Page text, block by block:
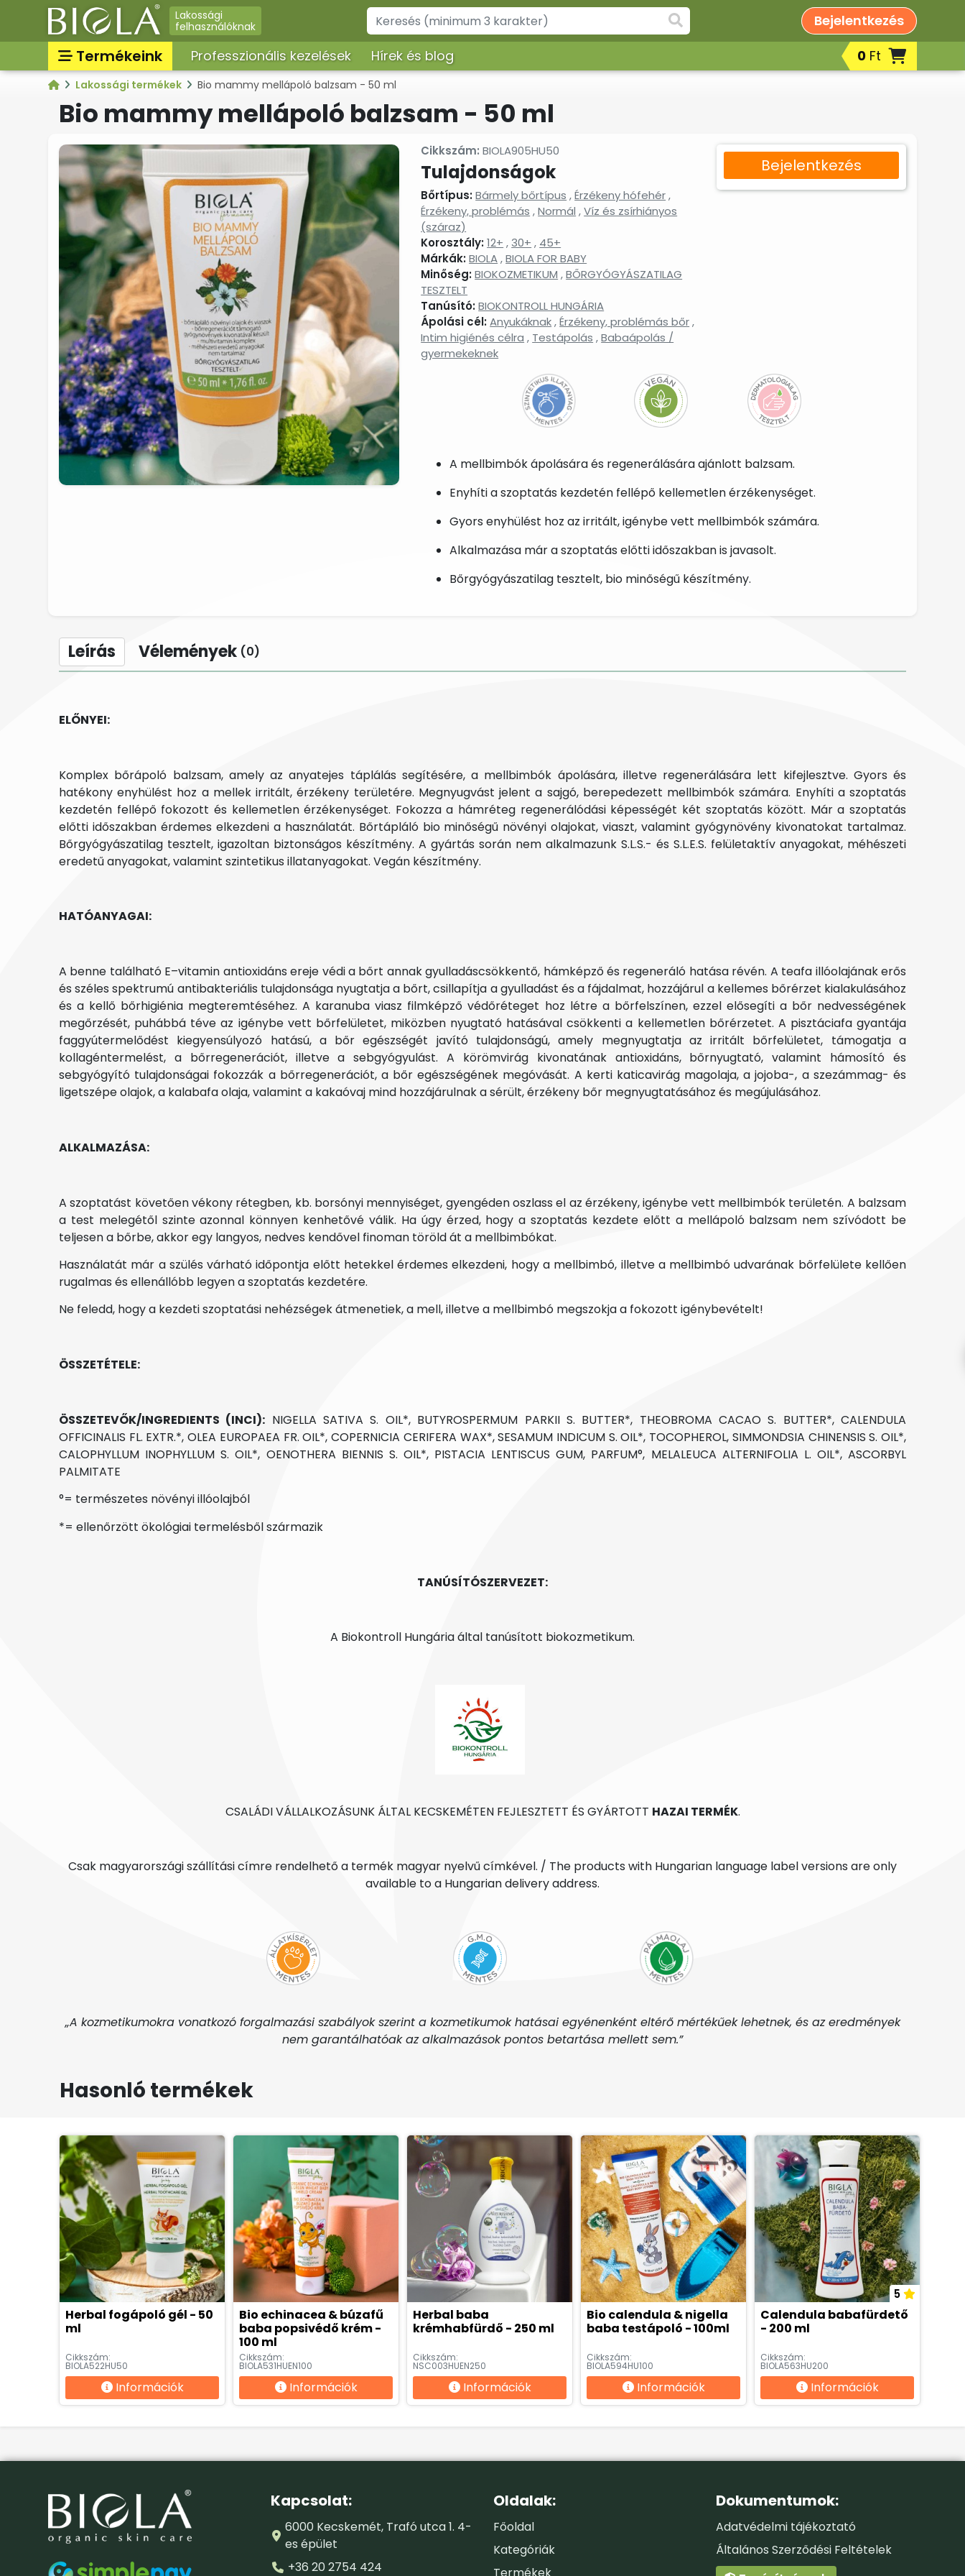
Lakossági
felhasználóknak
Bejelentkezés
Termékeink Professzionális kezelések Hírek és blog 0 Ft
Professzionális termékek
Továbbértékesíthető
professzionális termékek
Lakossági termékek
Lakossági termékek Bio mammy mellápoló balzsam - 50 ml
Bio mammy mellápoló balzsam - 50 ml
Cikkszám:BIOLA905HU50
Tulajdonságok
Bőrtípus:Bármely bőrtípus ,Érzékeny hófehér,
Érzékeny, problémás ,Normál ,Víz és zsírhiányos
(száraz)
Korosztály:12+ ,30+ , 45+
Márkák:BIOLA,BIOLA FOR BABY
Minőség:BIOKOZMETIKUM ,BŐRGYÓGYÁSZATILAG
TESZTELT
Tanúsító:BIOKONTROLL HUNGÁRIA
Ápolási cél:Anyukáknak,Érzékeny, problémás bőr,
Intim higiénés célra , Testápolás ,Babaápolás /
gyermekeknek
Bejelentkezés
A mellbimbók ápolására és regenerálására ajánlott balzsam.
Enyhíti a szoptatás kezdetén fellépő kellemetlen érzékenységet.
Gyors enyhülést hoz az irritált, igénybe vett mellbimbók számára.
Alkalmazása már a szoptatás előtti időszakban is javasolt.
Bőrgyógyászatilag tesztelt, bio minőségű készítmény.
Leírás Vélemények (0)
ELŐNYEI:
Komplex bőrápoló balzsam, amely az anyatejes táplálás segítésére, a mellbimbók ápolására, illetve regenerálására lett kifejlesztve. Gyors és
hatékony enyhülést hoz a mellek irritált, érzékeny területére. Megnyugvást jelent a sajgó, berepedezett mellbimbók számára. Enyhíti a szoptatás
kezdetén fellépő fokozott és kellemetlen érzékenységet. Fokozza a hámréteg regenerálódási képességét két szoptatás között. Már a szoptatás
előtti időszakban érdemes elkezdeni a használatát. Bőrtápláló bio minőségű növényi olajokat, viaszt, valamint gyógynövény kivonatokat tartalmaz.
Bőrgyógyászatilag tesztelt, igazoltan biztonságos készítmény. A gyártás során nem alkalmazunk S.L.S.- és S.L.E.S. felületaktív anyagokat, méhészeti
eredetű anyagokat, valamint szintetikus illatanyagokat. Vegán készítmény.
HATÓANYAGAI:
A benne található E–vitamin antioxidáns ereje védi a bőrt annak gyulladáscsökkentő, hámképző és regeneráló hatása révén. A teafa illóolajának erős
és széles spektrumú antibakteriális tulajdonsága nyugtatja a bőrt, csillapítja a gyulladást és a fájdalmat, hozzájárul a kellemes bőrérzet kialakulásához
és a kellő bőrhigiénia megteremtéséhez. A karanuba viasz filmképző védőréteget hoz létre a bőrfelszínen, ezzel elősegíti a bőr nedvességének
megőrzését, puhábbá téve az igénybe vett bőrfelületet, miközben nyugtató hatásával csökkenti a kellemetlen bőrérzetet. A pisztáciafa gyantája
faggyútermelődést kiegyensúlyozó hatású, a bőr egészségét javító tulajdonságú, amely megnyugtatja az irritált bőrfelületet, támogatja a
kollagéntermelést, a bőrregenerációt, illetve a sebgyógyulást. A körömvirág kivonatának antioxidáns, bőrnyugtató, valamint hámosító és
sebgyógyító tulajdonságai fokozzák a bőrregenerációt, a bőr egészségének megóvását. A kerti katicavirág magolaja, a jojoba-, a szezámmag- és
ligetszépe olajok, a kalabafa olaja, valamint a kakaóvaj mind hozzájárulnak a sérült, érzékeny bőr megnyugtatásához és megújulásához.
ALKALMAZÁSA:
A szoptatást követően vékony rétegben, kb. borsónyi mennyiséget, gyengéden oszlass el az érzékeny, igénybe vett mellbimbók területén. A balzsam
a test melegétől szinte azonnal könnyen kenhetővé válik. Ha úgy érzed, hogy a szoptatás kezdete előtt a mellápoló balzsam nem szívódott be
teljesen a bőrbe, akkor egy langyos, nedves kendővel finoman töröld át a mellbimbókat.
Használatát már a szülés várható időpontja előtt hetekkel érdemes elkezdeni, hogy a mellbimbó, illetve a mellbimbó udvarának bőrfelülete kellően
rugalmas és ellenállóbb legyen a szoptatás kezdetére.
Ne feledd, hogy a kezdeti szoptatási nehézségek átmenetiek, a mell, illetve a mellbimbó megszokja a fokozott igénybevételt!
ÖSSZETÉTELE:
ÖSSZETEVŐK/INGREDIENTS (INCI): NIGELLA SATIVA S. OIL*, BUTYROSPERMUM PARKII S. BUTTER*, THEOBROMA CACAO S. BUTTER*, CALENDULA
OFFICINALIS FL. EXTR.*, OLEA EUROPAEA FR. OIL*, COPERNICIA CERIFERA WAX*, SESAMUM INDICUM S. OIL*, TOCOPHEROL, SIMMONDSIA CHINENSIS S. OIL*,
CALOPHYLLUM INOPHYLLUM S. OIL*, OENOTHERA BIENNIS S. OIL*, PISTACIA LENTISCUS GUM, PARFUM°, MELALEUCA ALTERNIFOLIA L. OIL*, ASCORBYL
PALMITATE
°= természetes növényi illóolajból
*= ellenőrzött ökológiai termelésből származik
TANÚSÍTÓSZERVEZET:
A Biokontroll Hungária által tanúsított biokozmetikum.
CSALÁDI VÁLLALKOZÁSUNK ÁLTAL KECSKEMÉTEN FEJLESZTETT ÉS GYÁRTOTT HAZAI TERMÉK.
Csak magyarországi szállítási címre rendelhető a termék magyar nyelvű címkével. / The products with Hungarian language label versions are only
available to a Hungarian delivery address.
„A kozmetikumokra vonatkozó forgalmazási szabályok szerint a kozmetikumok hatásai egyénenként eltérő mértékűek lehetnek, és az eredmények
nem garantálhatóak az alkalmazások pontos betartása mellett sem.”
Hasonló termékek
Herbal fogápoló gél - 50
ml
Cikkszám:
BIOLA522HU50
Információk
Bio echinacea & búzafű
baba popsivédő krém -
100 ml
Cikkszám:
BIOLA531HUEN100
Információk
Herbal baba
krémhabfürdő - 250 ml
Cikkszám:
NSC003HUEN250
Információk
Bio calendula & nigella
baba testápoló - 100ml
Cikkszám:
BIOLA594HU100
Információk
5
Calendula babafürdető
- 200 ml
Cikkszám:
BIOLA563HU200
Információk
Kapcsolat:
6000 Kecskemét, Trafó utca 1. 4-
es épület
+36 20 2754 424
Oldalak:
Főoldal
Kategóriák
Termékek
Dokumentumok:
Adatvédelmi tájékoztató
Általános Szerződési Feltételek